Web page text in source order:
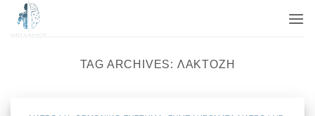
Μετάβαση
TAG ARCHIVES: ΛΑΚΤΌΖΗ